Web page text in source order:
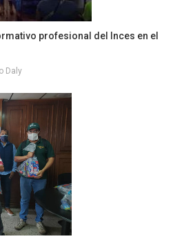
profesional del Inces en el
Daly